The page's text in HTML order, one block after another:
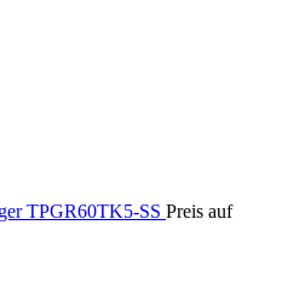
TPGR60TK5-SS Preis auf